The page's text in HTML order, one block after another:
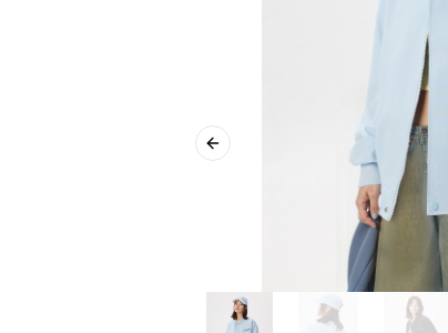
Previous slide